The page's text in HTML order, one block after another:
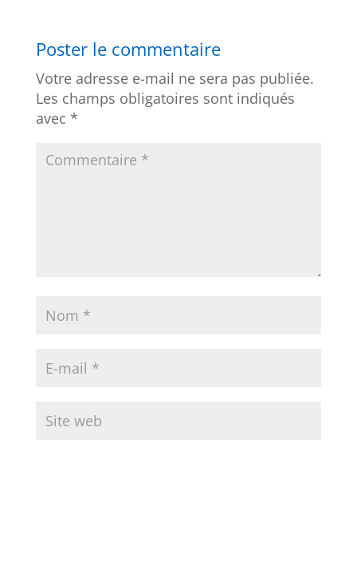
Poster le commentaire
Votre adresse e-mail ne sera pas publiée.
Les champs obligatoires sont indiqués
avec *